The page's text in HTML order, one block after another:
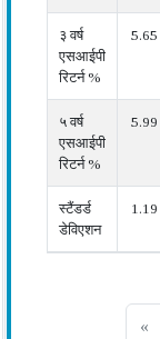
३ वर्ष
एसआईपी
रिटर्न %
5.65
५ वर्ष
एसआईपी
रिटर्न %
5.99
स्टैंडर्ड
डेविएशन
1.19
«